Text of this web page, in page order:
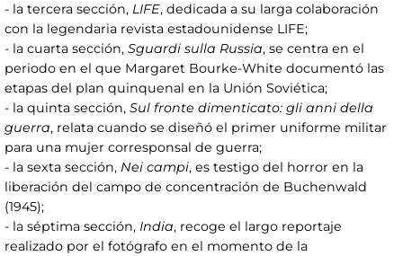
- la tercera sección, LIFE, dedicada a su larga colaboración
con la legendaria revista estadounidense LIFE;
- la cuarta sección, Sguardi sulla Russia, se centra en el
periodo en el que Margaret Bourke-White documentó las
etapas del plan quinquenal en la Unión Soviética;
- la quinta sección, Sul fronte dimenticato: gli anni della
guerra, relata cuando se diseñó el primer uniforme militar
para una mujer corresponsal de guerra;
- la sexta sección, Nei campi, es testigo del horror en la
liberación del campo de concentración de Buchenwald
(1945);
- la séptima sección, India, recoge el largo reportaje
realizado por el fotógrafo en el momento de la